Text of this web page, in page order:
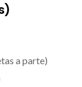
a parte)